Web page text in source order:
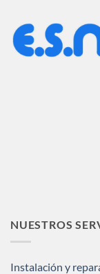
NUESTROS
Instalación y